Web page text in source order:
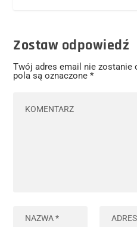
Zostaw odpowiedź
Twój adres email nie zostanie
pola są oznaczone*